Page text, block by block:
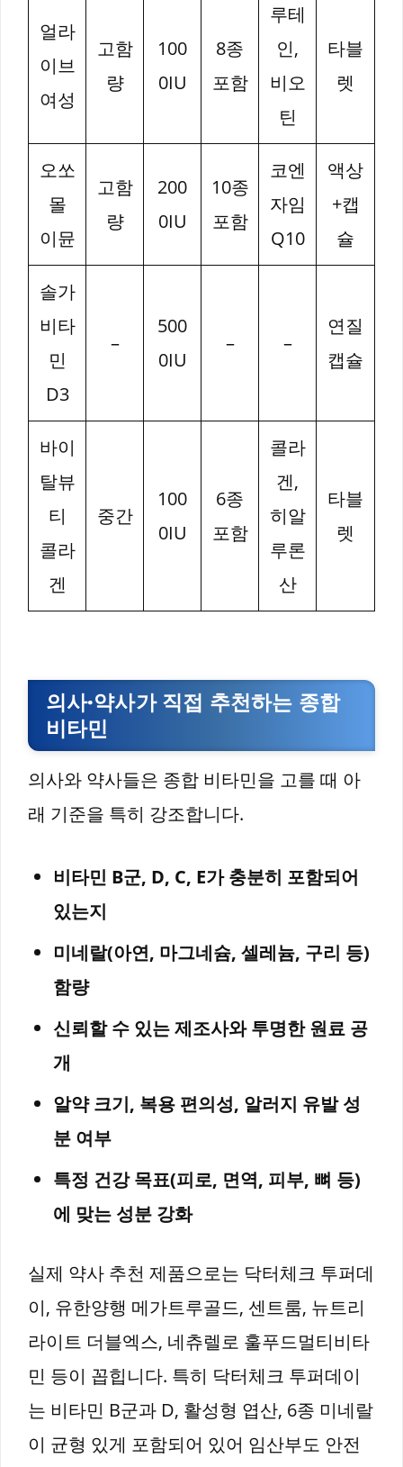
얼라
이브
여성
고함
량
100
0IU
8종
포함
루테
인,
비오
틴
타블
렛
오쏘
몰
이뮨
고함
량
200
0IU
10종
포함
코엔
자임
Q10
액상
+캡
슐
솔가
비타
민
D3
–
500
0IU
– –
연질
캡슐
바이
탈뷰
티
콜라
겐
중간
100
0IU
6종
포함
콜라
겐,
히알
루론
산
타블
렛
의사·약사가 직접 추천하는 종합
비타민
의사와 약사들은 종합 비타민을 고를 때 아
래 기준을 특히 강조합니다.
비타민 B군, D, C, E가 충분히 포함되어
있는지
미네랄(아연, 마그네슘, 셀레늄, 구리 등)
함량
신뢰할 수 있는 제조사와 투명한 원료 공
개
알약 크기, 복용 편의성, 알러지 유발 성
분 여부
특정 건강 목표(피로, 면역, 피부, 뼈 등)
에 맞는 성분 강화
실제 약사 추천 제품으로는 닥터체크 투퍼데
이, 유한양행 메가트루골드, 센트룸, 뉴트리
라이트 더블엑스, 네츄렐로 훌푸드멀티비타
민 등이 꼽힙니다. 특히 닥터체크 투퍼데이
는 비타민 B군과 D, 활성형 엽산, 6종 미네랄
이 균형 있게 포함되어 있어 임산부도 안전